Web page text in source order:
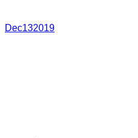
Dec132019